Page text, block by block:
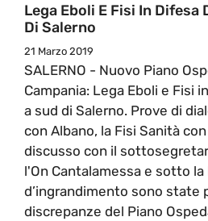
Lega Eboli E Fisi In Difesa
Di Salerno
21 Marzo 2019
SALERNO - Nuovo Piano
Campania: Lega Eboli e Fisi
a sud di Salerno. Prove di
con Albano, la Fisi Sanità
discusso con il
l'On Cantalamessa e sotto
d’ingrandimento sono state
discrepanze del Piano